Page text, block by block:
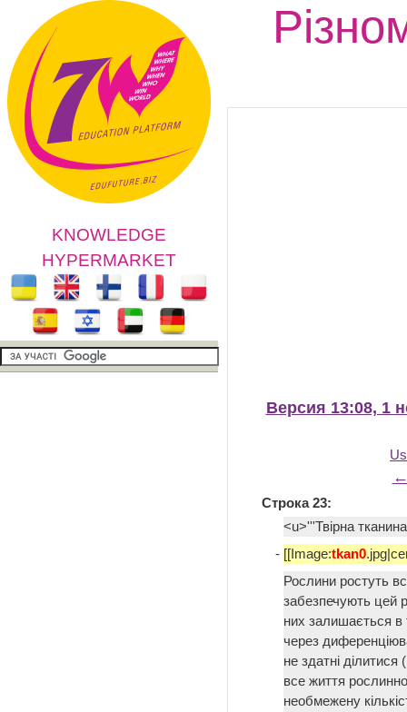
KNOWLEDGE
HYPERMARKET
Версия 13:08, 1
Строка 23:
<u>'''Твірна
- [[Image:tkan0
Рослини ростуть
забезпечують цей
них залишається в
через
не здатні ділитися
все життя
необмежену